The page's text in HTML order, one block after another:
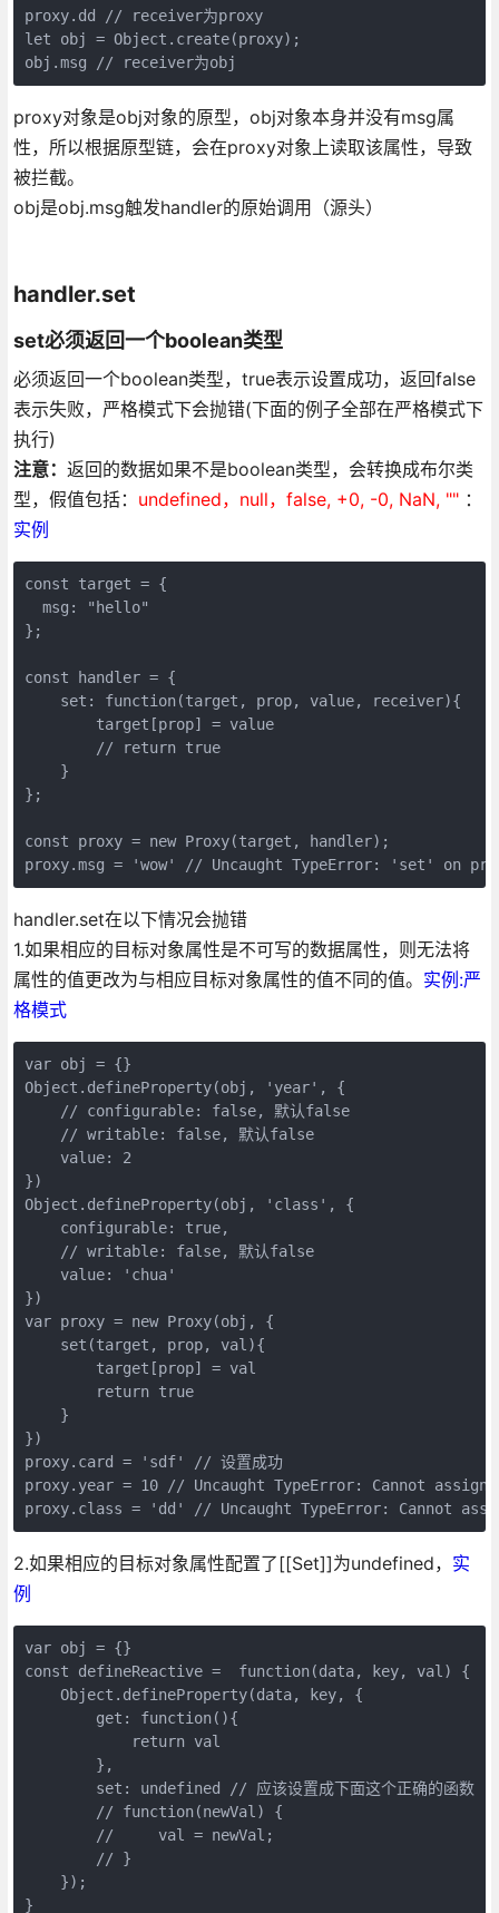
proxy.dd // receiver为proxy
let obj = Object.create(proxy);
proxy对象是obj对象的原型，obj对象本身并没有msg属
性，所以根据原型链，会在proxy对象上读取该属性，导致
被拦截。
obj是obj.msg触发handler的原始调用（源头）
handler.set
set必须返回一个boolean类型
必须返回一个boolean类型，true表示设置成功，返回false
表示失败，严格模式下会抛错(下面的例子全部在严格模式下
执行)
注意： 返回的数据如果不是boolean类型，会转换成布尔类
型，假值包括： undefined，null，false, +0, -0, NaN, "" ：
实例
const target = {
  msg: "hello"
};
const handler = {
    set: function(target, prop, value, receiver){
        target[prop] = value
        // return true
    }
};
const proxy = new Proxy(target, handler);
handler.set在以下情况会抛错
1.如果相应的目标对象属性是不可写的数据属性，则无法将
属性的值更改为与相应目标对象属性的值不同的值。 实例:严
格模式
var obj = {}
Object.defineProperty(obj, 'year', {
    // configurable: false, 默认false
    // writable: false, 默认false
    value: 2
})
Object.defineProperty(obj, 'class', {
    configurable: true,
    // writable: false, 默认false
    value: 'chua'
})
var proxy = new Proxy(obj, {
    set(target, prop, val){
        target[prop] = val
        return true
    }
})
proxy.card = 'sdf' // 设置成功
proxy.year = 10 // Uncaught TypeError: Cannot
2.如果相应的目标对象属性配置了[[Set]]为undefined， 实
例
var obj = {}
const defineReactive =  function(data, key, val) {
    Object.defineProperty(data, key, {
        get: function(){
            return val
        },
        set: undefined // 应该设置成下面这个正确的函数
        // function(newVal) {
        //     val = newVal;
        // }
    });
}